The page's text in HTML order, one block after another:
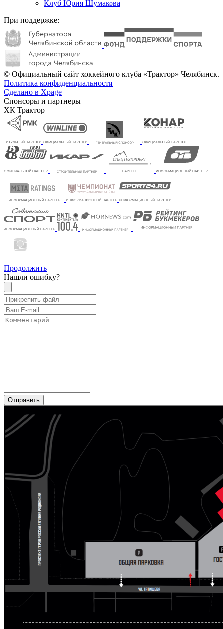
Клуб Юрия Шумакова
При поддержке:
© Официальный сайт хоккейного клуба «Трактор» Челябинск.
Политика конфиденциальности
Сделано в Xpage
Спонсоры и партнеры
ХК Трактор
Продолжить
Нашли ошибку?